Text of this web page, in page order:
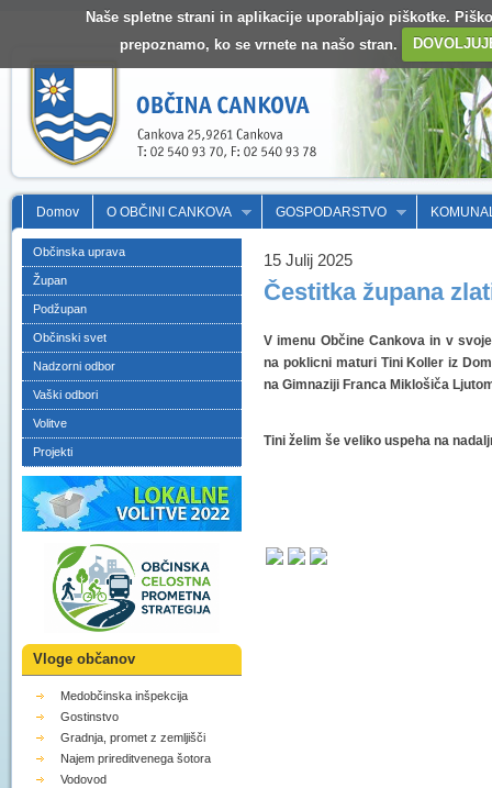
Naše spletne strani in aplikacije uporabljajo piškotke.
prepoznamo, ko se vrnete na našo stran.
Domov O OBČINI CANKOVA GOSPODARSTVO
Občinska uprava
Župan
Podžupan
Občinski svet
Nadzorni odbor
Vaški odbori
Volitve
Projekti
Vloge občanov
Medobčinska inšpekcija
Gostinstvo
Gradnja, promet z zemljišči
Najem prireditvenega šotora
Vodovod
15 Julij 2025
Čestitka župana
V imenu Občine Cankova in v
na poklicni maturi Tini Koller iz
na Gimnaziji Franca Miklošiča
Tini želim še veliko uspeha na